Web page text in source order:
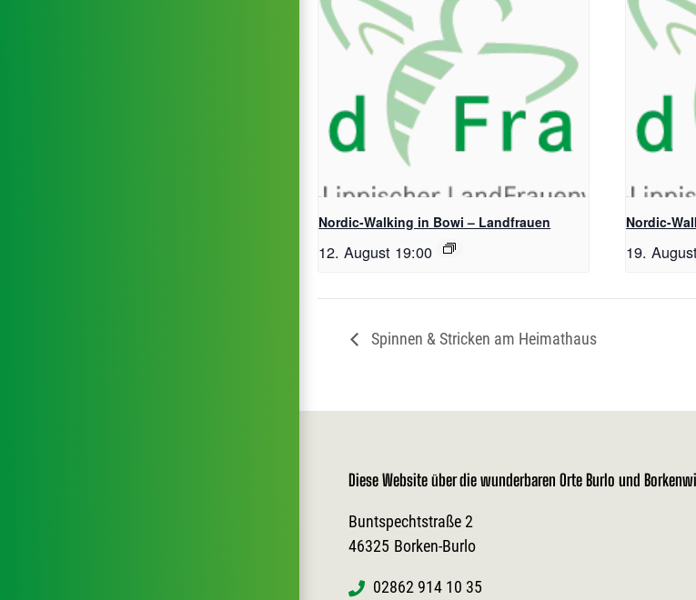
Nordic-Walking in Bowi – Landfrauen
12. August 19:00
Nordic-
19.
Spinnen & Stricken am Heimathaus
Diese Website über die wunderbaren Orte Burlo und
Buntspechtstraße 2
46325 Borken-Burlo
02862 914 10 35